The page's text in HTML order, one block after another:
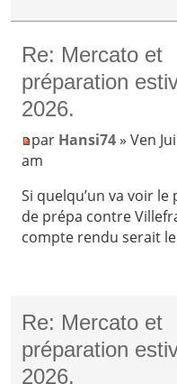
Re: Mercato et
préparation
2026.
par Hansi74» Ven
am
Si quelqu’un va voir
de prépa contre
compte rendu serait
Re: Mercato et
préparation
2026.